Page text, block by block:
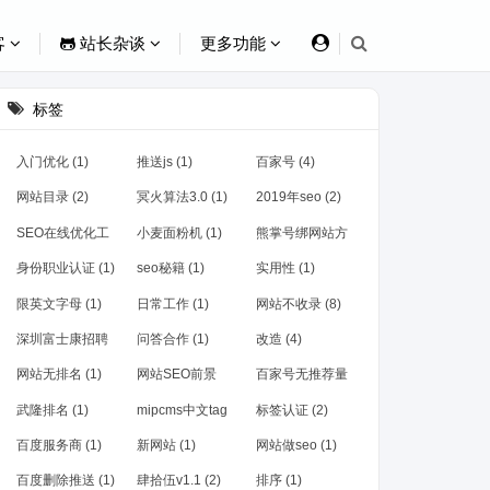
站长杂谈 更多功能
标签
入门优化 (1) 推送js (1) 百家号 (4)
网站目录 (2) 冥火算法3.0 (1) 2019年seo (2)
SEO在线优化工
具 (1)
小麦面粉机 (1) 熊掌号绑网站方
法 (1)
身份职业认证 (1) seo秘籍 (1) 实用性 (1)
限英文字母 (1) 日常工作 (1) 网站不收录 (8)
深圳富士康招聘
(1)
问答合作 (1) 改造 (4)
网站无排名 (1) 网站SEO前景
(1)
百家号无推荐量
(1)
武隆排名 (1) mipcms中文tag
(1)
标签认证 (2)
百度服务商 (1) 新网站 (1) 网站做seo (1)
百度删除推送 (1) 肆拾伍v1.1 (2) 排序 (1)